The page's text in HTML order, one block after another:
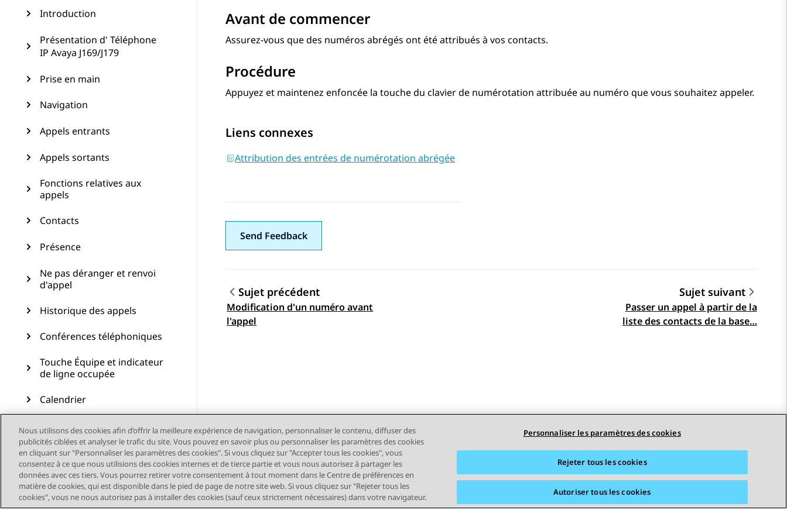
Introduction
Présentation d' Téléphone
IP Avaya J169/J179
Prise en main
Navigation
Appels entrants
Appels sortants
Fonctions relatives aux
appels
Contacts
Présence
Ne pas déranger et renvoi
d'appel
Historique des appels
Conférences téléphoniques
Touche Équipe et indicateur
de ligne occupée
Calendrier
Fonctions avancées
Personnalisation
Mise à jour du téléphone
Maintenance
Avant de commencer
Assurez-vous que des numéros abrégés ont été attribués à vos contacts.
Procédure
Appuyez et maintenez enfoncée la touche du clavier de numérotation attribuée au numéro que vous souhaitez appeler.
Liens connexes
Attribution des entrées de numérotation abrégée
Send Feedback
Navigation par sujet
Sujet précédent
Modification d'un numéro avant
l'appel
Sujet suivant
Passer un appel à partir de la
liste des contacts de la base…
Nous utilisons des cookies afin d’offrir la meilleure expérience de navigation, personnaliser le contenu, diffuser des
publicités ciblées et analyser le trafic du site. Vous pouvez en savoir plus ou personnaliser les paramètres des cookies
en cliquant sur "Personnaliser les paramètres des cookies". Si vous cliquez sur "Accepter tous les cookies", vous
consentez à ce que nous utilisions des cookies internes et de tierce partie et vous nous autorisez à partager les
données avec ces tiers. Vous pourrez retirer votre consentement à tout moment dans le Centre de préférences en
matière de cookies, qui est disponible dans le pied de page de notre site web. Si vous cliquez sur "Rejeter tous les
cookies", vous ne nous autorisez pas à installer des cookies (sauf ceux strictement nécessaires) dans votre navigateur.
Personnaliser les paramètres des cookies
Rejeter tous les cookies
Autoriser tous les cookies